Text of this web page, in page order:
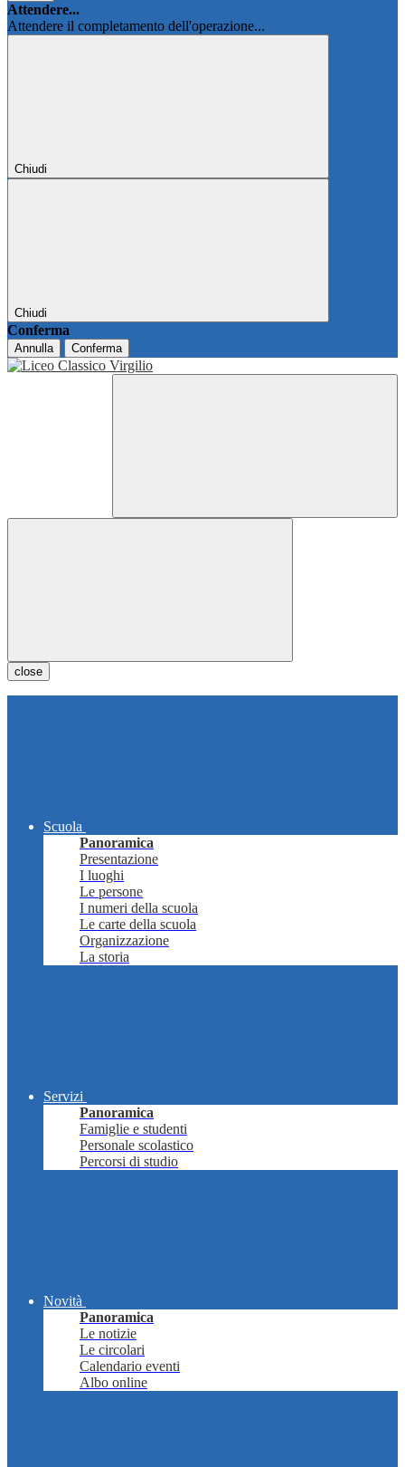
Attendere...
Attendere il completamento dell'operazione...
Chiudi
Chiudi
Conferma
Annulla Conferma
close
Scuola
Panoramica
Presentazione
I luoghi
Le persone
I numeri della scuola
Le carte della scuola
Organizzazione
La storia
Servizi
Panoramica
Famiglie e studenti
Personale scolastico
Percorsi di studio
Novità
Panoramica
Le notizie
Le circolari
Calendario eventi
Albo online